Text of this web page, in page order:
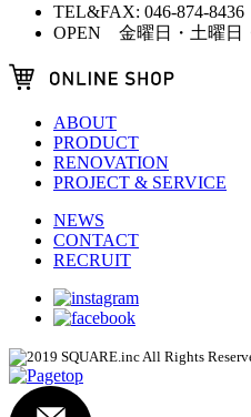
TEL&FAX: 046-874-8436
OPEN 金曜日・土曜日
ABOUT
PRODUCT
RENOVATION
PROJECT & SERVICE
NEWS
CONTACT
RECRUIT